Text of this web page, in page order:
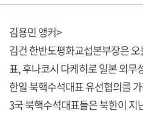
김용민 앵커>
김건 한반도평화교섭본부장은
표, 후나코시 다케히로 일본 외무
한일 북핵수석대표 유선협의를
3국 북핵수석대표들은 북한이 지